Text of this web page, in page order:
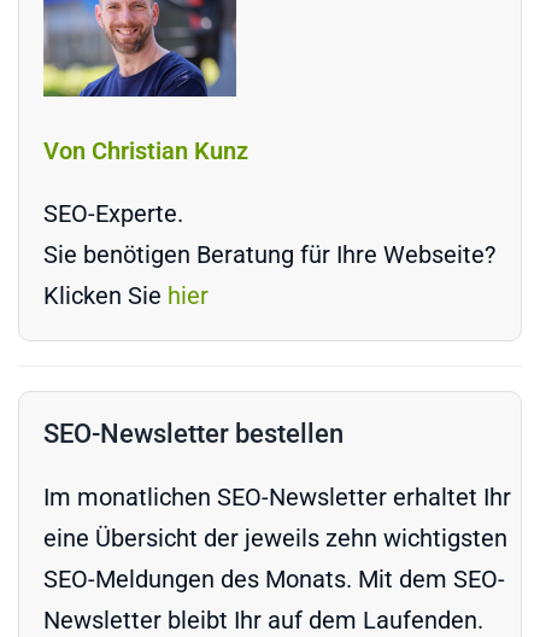
Von Christian Kunz
SEO-Experte.
Sie benötigen Beratung für Ihre Webseite?
Klicken Sie hier
SEO-Newsletter bestellen
Im monatlichen SEO-Newsletter erhaltet Ihr
eine Übersicht der jeweils zehn wichtigsten
SEO-Meldungen des Monats. Mit dem SEO-
Newsletter bleibt Ihr auf dem Laufenden.